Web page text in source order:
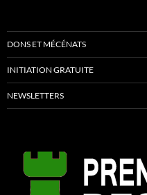
DONS ET MÉCÉNATS
INITIATION GRATUITE
NEWSLETTERS